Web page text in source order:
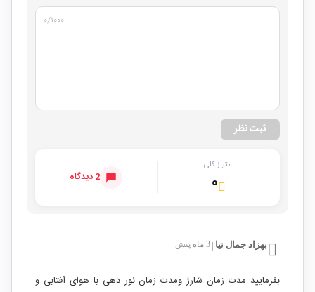
۰/۱۰۰۰
ثبت نظر
امتیاز کلی
۰ 2 دیدگاه
بهزاد جمال نیا 3 ماه پیش
بفرمایید مدت زمان شارژ و‌مدت زمان نور دهی با هوای آفتابی و